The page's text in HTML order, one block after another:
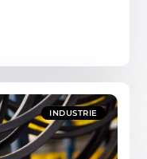
INDUSTRIE